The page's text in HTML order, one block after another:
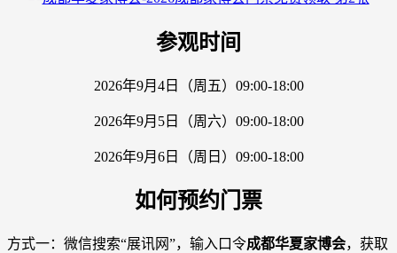
参观时间
2026年9月4日（周五）09:00-18:00
2026年9月5日（周六）09:00-18:00
2026年9月6日（周日）09:00-18:00
如何预约门票
方式一：微信搜索“展讯网”，输入口令成都华夏家博会，获取